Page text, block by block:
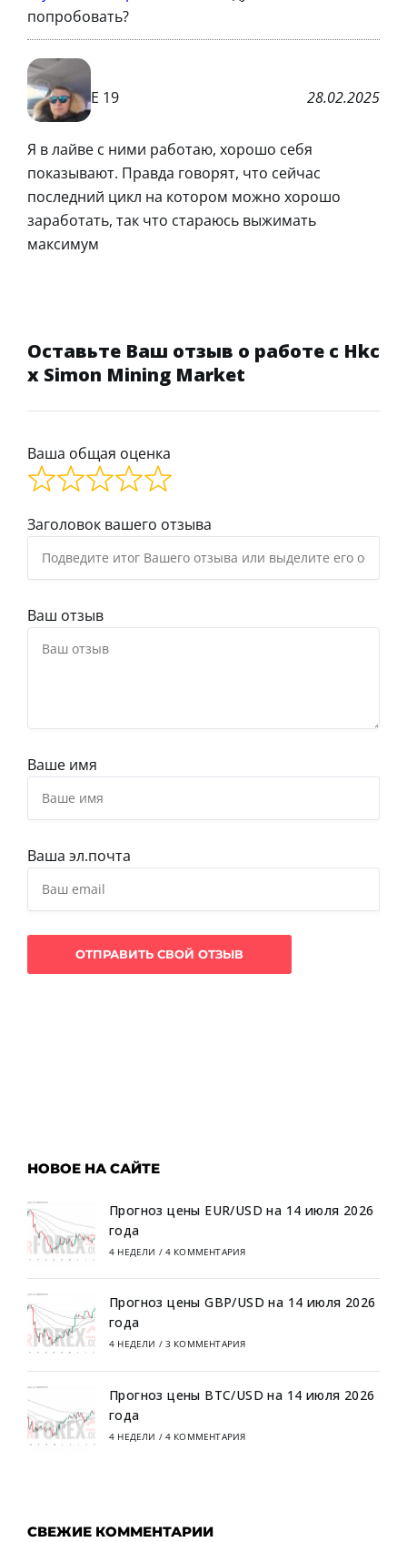
попробовать?
Е 19 28.02.2025
Я в лайве с ними работаю, хорошо себя
показывают. Правда говорят, что сейчас
последний цикл на котором можно хорошо
заработать, так что стараюсь выжимать
максимум
Оставьте Ваш отзыв о работе с Hkc
x Simon Mining Market
Ваша общая оценка
Заголовок вашего отзыва
Ваш отзыв
Ваше имя
Ваша эл.почта
НОВОЕ НА САЙТЕ
Прогноз цены EUR/USD на 14 июля 2026
года
4 НЕДЕЛИ / 4 КОММЕНТАРИЯ
Прогноз цены GBP/USD на 14 июля 2026
года
4 НЕДЕЛИ / 3 КОММЕНТАРИЯ
Прогноз цены BTC/USD на 14 июля 2026
года
4 НЕДЕЛИ / 4 КОММЕНТАРИЯ
СВЕЖИЕ КОММЕНТАРИИ